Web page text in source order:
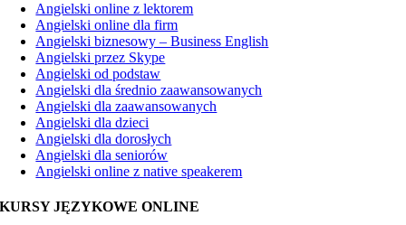
Angielski online z lektorem
Angielski online dla firm
Angielski biznesowy – Business English
Angielski przez Skype
Angielski od podstaw
Angielski dla średnio zaawansowanych
Angielski dla zaawansowanych
Angielski dla dzieci
Angielski dla dorosłych
Angielski dla seniorów
Angielski online z native speakerem
KURSY JĘZYKOWE ONLINE